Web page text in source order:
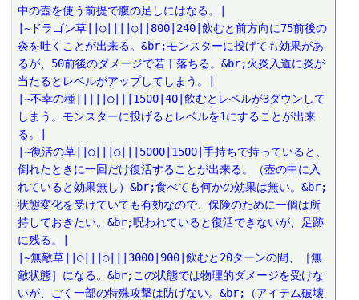
中の壺を使う前提で腹の足しにはなる。|
|~ドラゴン草||○||||○||800|240|飲むと前方向に75前後の
炎を吐くことが出来る。&br;モンスターに投げても効果があ
るが、50前後のダメージで若干落ちる。&br;火炎入道に炎が
当たるとレベルがアップしてしまう。|
|~不幸の種|||||○|||1500|40|飲むとレベルが3ダウンして
しまう。モンスターに投げるとレベルを1にすることが出来
る。|
|~復活の草||○|||○|||5000|1500|手持ちで持っていると、
倒れたときに一回だけ復活することが出来る。（壺の中に入
れていると効果無し）&br;食べても何かの効果は無い。&br;
状態変化を受けていても有効なので、保険のために一個は所
持しておきたい。&br;呪われていると復活できないが、足跡
に残る。|
|~無敵草||○|||○|||3000|900|飲むと20ターンの間、［無
敵状態］になる。&br;この状態では物理的ダメージを受けな
いが、ごく一部の特殊攻撃は防げない。&br;（アイテム破壊